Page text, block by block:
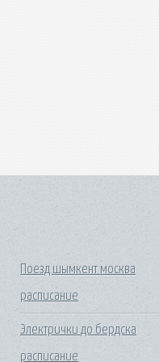
Поезд шымкент москва
расписание
Электрички до бердска
расписание